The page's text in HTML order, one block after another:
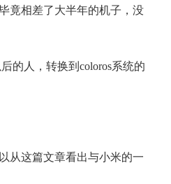
竟相差了大半年的机子，没
的人，转换到coloros系统的
从这篇文章看出与小米的一